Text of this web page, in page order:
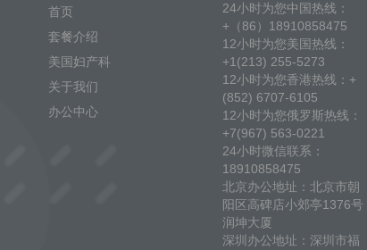
首页
套餐介绍
美国妇产科
关于我们
办公中心
24小时为您中国热线：
+（86）18910858475
12小时为您美国热线：
+1(213) 255-5273
12小时为您香港热线：+
(852) 6707-6105
12小时为您俄罗斯热线：
+7(967) 563-0221
24小时微信联系：
18910858475
北京办公地址：北京市朝
阳区高碑店小郊亭1376号
润坤大厦
深圳办公地址：深圳市福